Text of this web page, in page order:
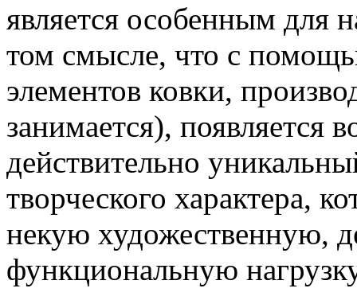
является особенным для
том смысле, что с
элементов ковки,
занимается), появляется
действительно
творческого характера,
некую художественную,
функциональную